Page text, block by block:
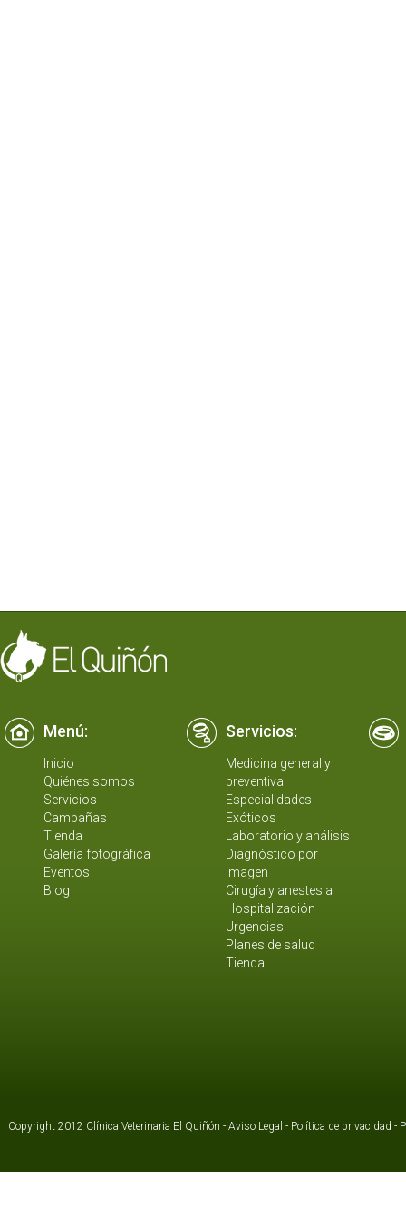
Menú: Servicios:
Inicio
Quiénes somos
Servicios
Campañas
Tienda
Galería fotográfica
Eventos
Blog
Medicina general y
preventiva
Especialidades
Exóticos
Laboratorio y análisis
Diagnóstico por
imagen
Cirugía y anestesia
Hospitalización
Urgencias
Planes de salud
Tienda
Copyright 2012 Clínica Veterinaria El Quiñón - Aviso Legal - Política de privacidad -